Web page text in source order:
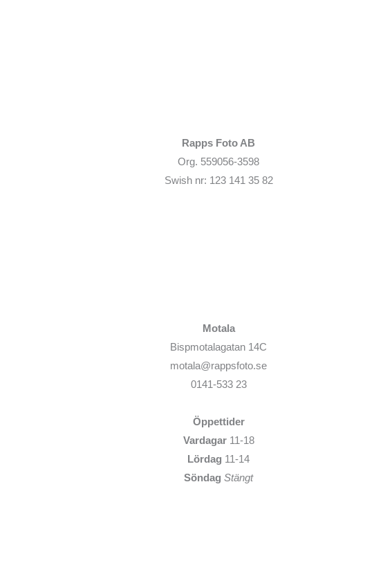
Rapps Foto AB
Org. 559056-3598
Swish nr: 123 141 35 82
Motala
Bispmotalagatan 14C
motala@rappsfoto.se
0141-533 23
Öppettider
Vardagar11-18
Lördag 11-14
Söndag Stängt